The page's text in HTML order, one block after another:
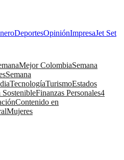
DeportesOpiniónImpresaJet Set
Mejor ColombiaSemana
Semana
TecnologíaTurismoEstados
SostenibleFinanzas Personales4
Contenido en
Mujeres